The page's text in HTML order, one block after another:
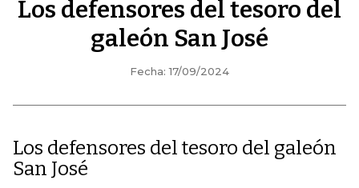
Los defensores del tesoro del
galeón San José
Fecha: 17/09/2024
Los defensores del tesoro del galeón
San José